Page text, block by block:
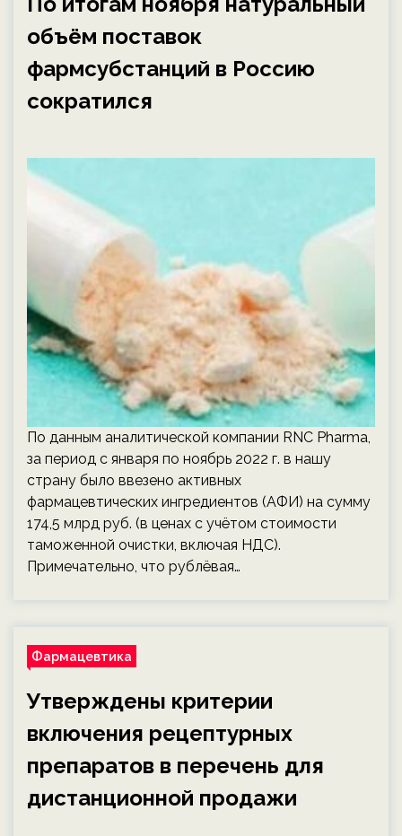
объём поставок
фармсубстанций в Россию
сократился
По данным аналитической компании RNC Pharma,
за период с января по ноябрь 2022 г. в нашу
страну было ввезено активных
фармацевтических ингредиентов (АФИ) на сумму
174,5 млрд руб. (в ценах с учётом стоимости
таможенной очистки, включая НДС).
Примечательно, что рублёвая…
Фармацевтика
Утверждены критерии
включения рецептурных
препаратов в перечень для
дистанционной продажи